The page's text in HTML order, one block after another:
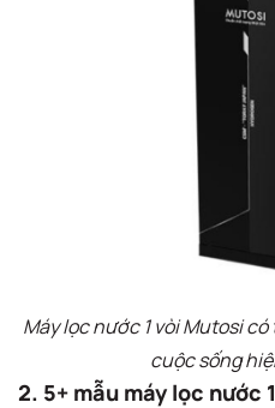
Máy lọc nước 1 vòi Mutosi
cuộc sống
2. 5+ mẫu máy lọc nước